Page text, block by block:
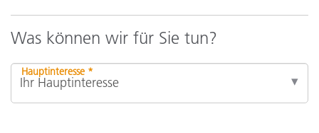
Was können wir für Sie tun?
Hauptinteresse *